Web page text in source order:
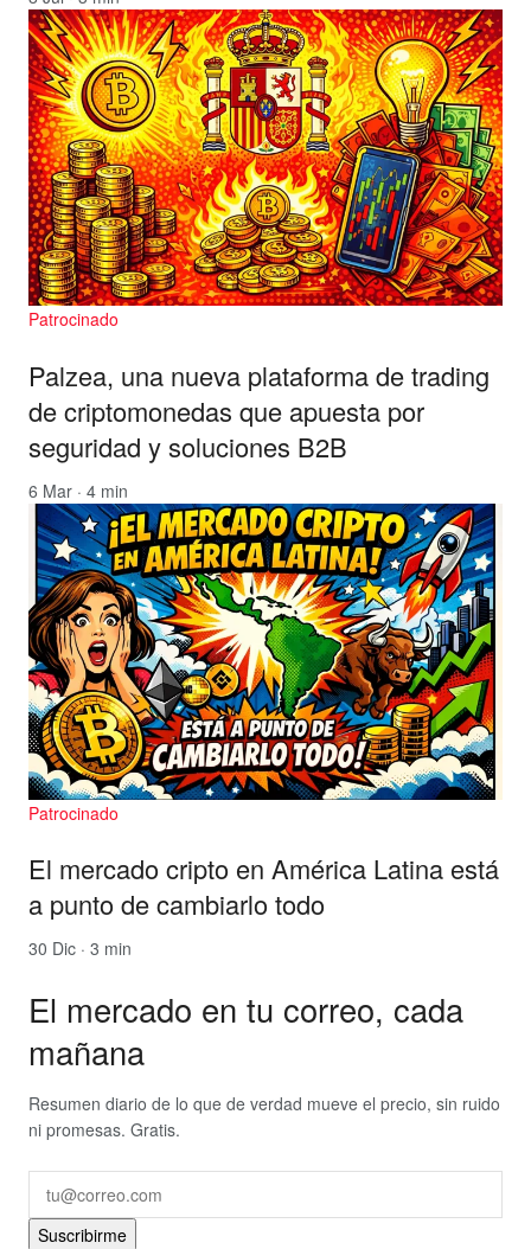
Patrocinado
Palzea, una nueva plataforma de trading
de criptomonedas que apuesta por
seguridad y soluciones B2B
6 Mar · 4 min
Patrocinado
El mercado cripto en América Latina está
a punto de cambiarlo todo
30 Dic · 3 min
El mercado en tu correo, cada
mañana
Resumen diario de lo que de verdad mueve el precio, sin ruido
ni promesas. Gratis.
Suscribirme